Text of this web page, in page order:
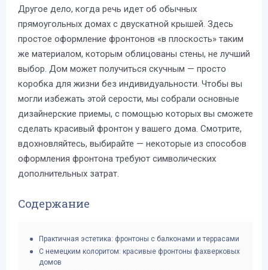
Другое дело, когда речь идет об обычных
прямоугольных домах с двускатной крышей. Здесь
простое оформление фронтонов «в плоскость» таким
же материалом, которым облицованы стены, не лучший
выбор. Дом может получиться скучным — просто
коробка для жизни без индивидуальности. Чтобы вы
могли избежать этой серости, мы собрали основные
дизайнерские приемы, с помощью которых вы сможете
сделать красивый фронтон у вашего дома. Смотрите,
вдохновляйтесь, выбирайте — некоторые из способов
оформления фронтона требуют символических
дополнительных затрат.
Содержание
Практичная эстетика: фронтоны с балконами и террасами
С немецким колоритом: красивые фронтоны фахверковых
домов